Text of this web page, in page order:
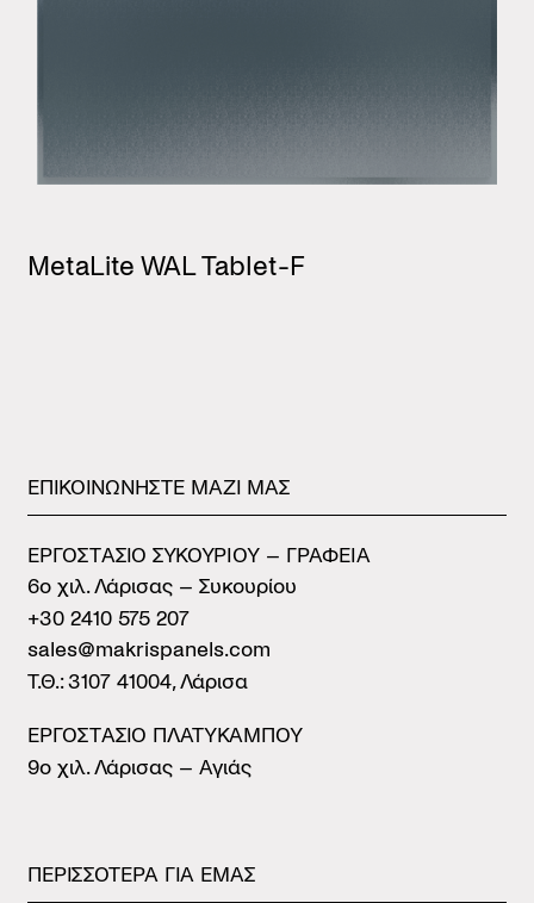
MetaLite WAL Tablet-F
ΕΠΙΚΟΙΝΩΝΗΣΤΕ ΜΑΖΙ ΜΑΣ
ΕΡΓΟΣΤAΣΙΟ ΣΥΚΟΥΡIΟΥ – ΓΡΑΦΕIΑ
6ο χιλ. Λάρισας – Συκουρίου
+30 2410 575 207
sales@makrispanels.com
Τ.Θ.: 3107 41004, Λάρισα
ΕΡΓΟΣΤAΣΙΟ ΠΛΑΤYΚΑΜΠΟΥ
9ο χιλ. Λάρισας – Αγιάς
ΠΕΡΙΣΣΟΤΕΡΑ ΓΙΑ ΕΜΑΣ